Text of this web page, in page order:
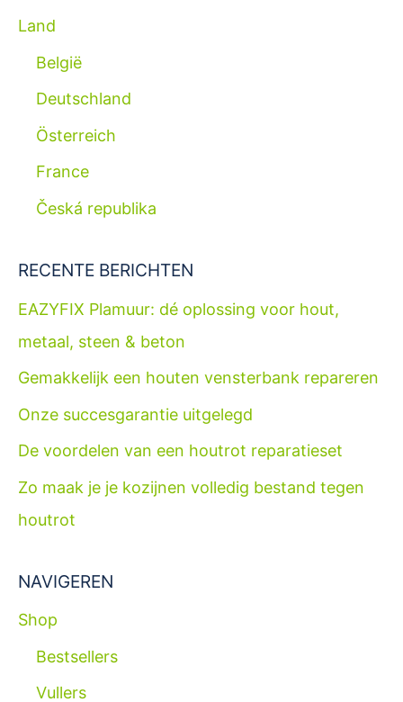
Land
België
Deutschland
Österreich
France
Česká republika
RECENTE BERICHTEN
EAZYFIX Plamuur: dé oplossing voor hout,
metaal, steen & beton
Gemakkelijk een houten vensterbank repareren
Onze succesgarantie uitgelegd
De voordelen van een houtrot reparatieset
Zo maak je je kozijnen volledig bestand tegen
houtrot
NAVIGEREN
Shop
Bestsellers
Vullers